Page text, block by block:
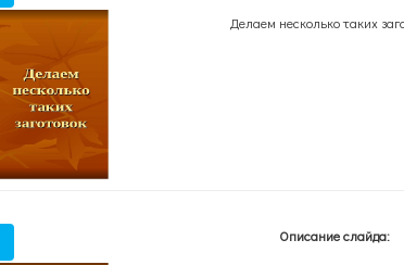
Делаем несколько таких
Описание слайда: